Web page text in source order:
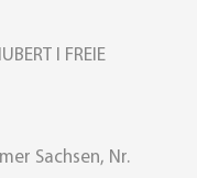
I FREIE
Sachsen, Nr.